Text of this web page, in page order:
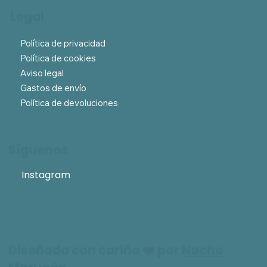
Instagram
Política de privacidad
Política de cookies
Aviso legal
Gastos de envío
Política de devoluciones